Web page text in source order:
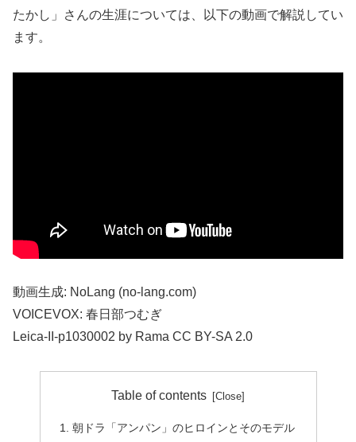
たかし」さんの生涯については、以下の動画で解説してい
ます。
動画生成: NoLang (no-lang.com)
VOICEVOX: 春日部つむぎ
Leica-II-p1030002 by Rama CC BY-SA 2.0
Table of contents
朝ドラ「アンパン」のヒロインとそのモデル